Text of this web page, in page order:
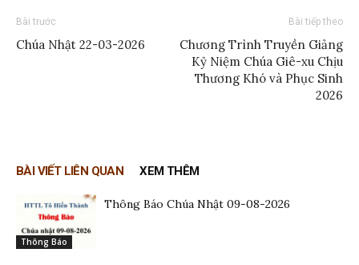
Bài trước
Chúa Nhật 22-03-2026
Bài tiếp theo
Chương Trình Truyền Giảng
Kỷ Niệm Chúa Giê-xu Chịu
Thương Khó và Phục Sinh
2026
BÀI VIẾT LIÊN QUAN XEM THÊM
Thông Báo
Thông Báo Chúa Nhật 09-08-2026